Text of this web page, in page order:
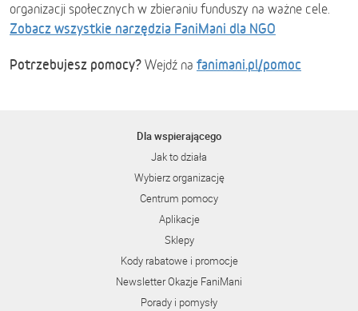
organizacji społecznych w zbieraniu funduszy na ważne cele.
Zobacz wszystkie narzędzia FaniMani dla NGO
Potrzebujesz pomocy? Wejdź na fanimani.pl/pomoc
Dla wspierającego
Jak to działa
Wybierz organizację
Centrum pomocy
Aplikacje
Sklepy
Kody rabatowe i promocje
Newsletter Okazje FaniMani
Porady i pomysły